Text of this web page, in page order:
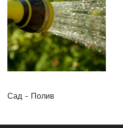
Сад - Полив